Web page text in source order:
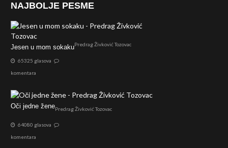
NAJBOLJE PESME
Jesen u mom sokakuPredrag Živković Tozovac
65325 glasova
komentara
Oči jedne ženePredrag Živković Tozovac
64080 glasova
komentara